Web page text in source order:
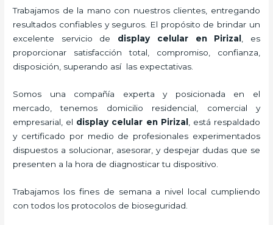
Trabajamos de la mano con nuestros clientes, entregando
resultados confiables y seguros. El propósito de brindar un
excelente servicio de display celularen Pirizal
, es
proporcionar satisfacción total, compromiso, confianza,
disposición, superando así las expectativas.
Somos una compañía experta y posicionada en el
mercado, tenemos domicilio residencial, comercial y
empresarial, el display celular en Pirizal
, está respaldado
y certificado por medio de profesionales experimentados
dispuestos a solucionar, asesorar, y despejar dudas que se
presenten a la hora de diagnosticar tu dispositivo.
Trabajamos los fines de semana a nivel local cumpliendo
con todos los protocolos de bioseguridad.